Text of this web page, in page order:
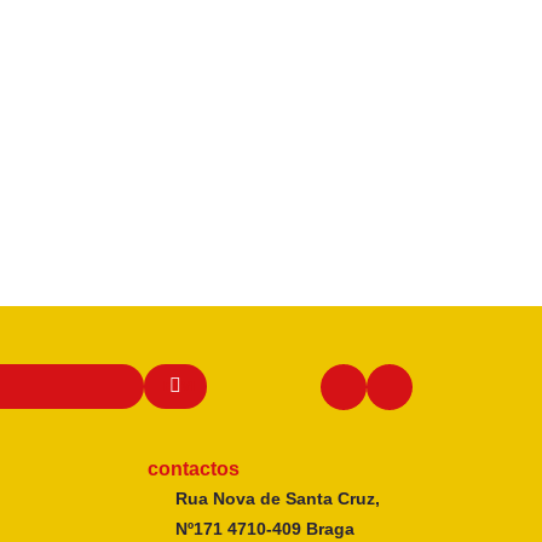
contactos
Rua Nova de Santa Cruz,
Nº171 4710-409 Braga